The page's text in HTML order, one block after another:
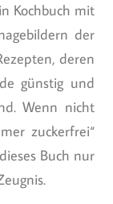
Kochbuch mit
der
deren
günstig und
Wenn nicht
zuckerfrei“
Buch nur